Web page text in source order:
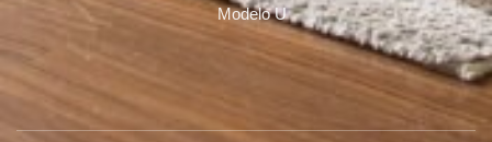
Modelo U